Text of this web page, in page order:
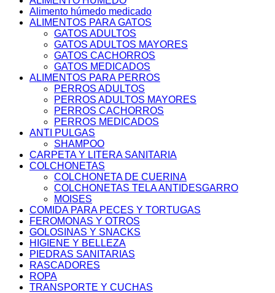
Alimento húmedo medicado
ALIMENTOS PARA GATOS
GATOS ADULTOS
GATOS ADULTOS MAYORES
GATOS CACHORROS
GATOS MEDICADOS
ALIMENTOS PARA PERROS
PERROS ADULTOS
PERROS ADULTOS MAYORES
PERROS CACHORROS
PERROS MEDICADOS
ANTI PULGAS
SHAMPOO
CARPETA Y LITERA SANITARIA
COLCHONETAS
COLCHONETA DE CUERINA
COLCHONETAS TELA ANTIDESGARRO
MOISES
COMIDA PARA PECES Y TORTUGAS
FEROMONAS Y OTROS
GOLOSINAS Y SNACKS
HIGIENE Y BELLEZA
PIEDRAS SANITARIAS
RASCADORES
ROPA
TRANSPORTE Y CUCHAS